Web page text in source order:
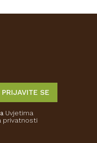
PRIJAVITE SE
Uvjetima
privatnosti